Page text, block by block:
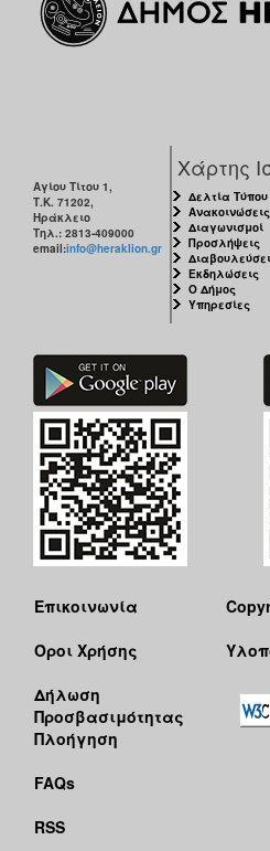
Αγίου Τίτου 1,
Τ.Κ. 71202,
Ηράκλειο
Τηλ.: 2813-409000
email:info@heraklion.gr
Χάρτης
Δελτία Τύπου
Ανακοινώσεις
Διαγωνισμοί
Προσλήψεις
Εκδηλώσεις
Ο Δήμος
Υπηρεσίες
Επικοινωνία
Όροι Χρήσης
Δήλωση
Προσβασιμότητας
Πλοήγηση
FAQs
RSS